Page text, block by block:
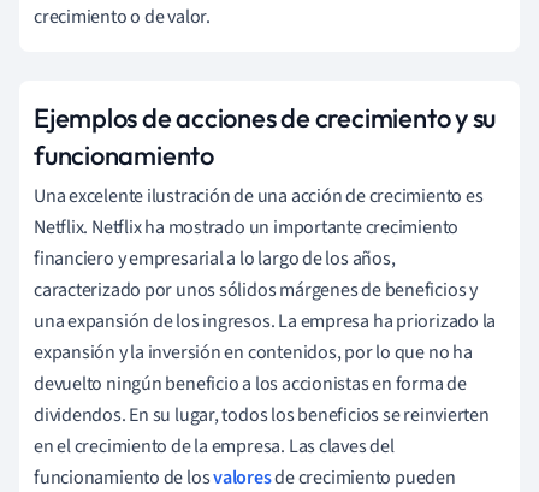
crecimiento o de valor.
Ejemplos de acciones de crecimiento y su
funcionamiento
Una excelente ilustración de una acción de crecimiento es
Netflix. Netflix ha mostrado un importante crecimiento
financiero y empresarial a lo largo de los años,
caracterizado por unos sólidos márgenes de beneficios y
una expansión de los ingresos. La empresa ha priorizado la
expansión y la inversión en contenidos, por lo que no ha
devuelto ningún beneficio a los accionistas en forma de
dividendos. En su lugar, todos los beneficios se reinvierten
en el crecimiento de la empresa. Las claves del
funcionamiento de losvaloresde crecimiento pueden